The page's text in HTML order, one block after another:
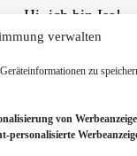
Hi, ich bin Isa!
Ich freue mich,
Gelassenheit zu
Trag dich unten
Alles Liebe,
verwalten
zu
von